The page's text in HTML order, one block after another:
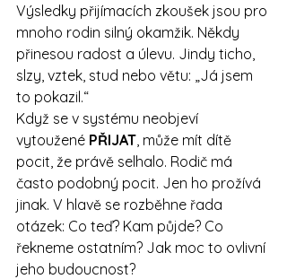
Výsledky přijímacích zkoušek jsou pro
mnoho rodin silný okamžik. Někdy
přinesou radost a úlevu. Jindy ticho,
slzy, vztek, stud nebo větu: „Já jsem
to pokazil.“
Když se v systému neobjeví
vytoužené PŘIJAT , může mít dítě
pocit, že právě selhalo. Rodič má
často podobný pocit. Jen ho prožívá
jinak. V hlavě se rozběhne řada
otázek: Co teď? Kam půjde? Co
řekneme ostatním? Jak moc to ovlivní
jeho budoucnost?